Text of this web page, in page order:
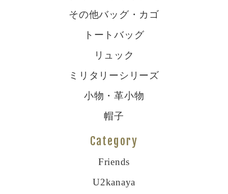
その他バッグ・カゴ
トートバッグ
リュック
ミリタリーシリーズ
小物・革小物
帽子
Category
Friends
U2kanaya